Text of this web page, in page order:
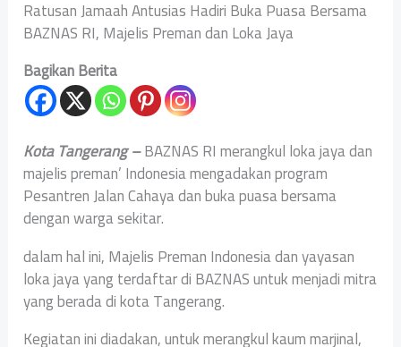
Ratusan Jamaah Antusias Hadiri Buka Puasa Bersama
BAZNAS RI, Majelis Preman dan Loka Jaya
Bagikan Berita
Kota Tangerang –BAZNAS RI merangkul loka jaya dan
majelis preman’ Indonesia mengadakan program
Pesantren Jalan Cahaya dan buka puasa bersama
dengan warga sekitar.
dalam hal ini, Majelis Preman Indonesia dan yayasan
loka jaya yang terdaftar di BAZNAS untuk menjadi mitra
yang berada di kota Tangerang.
Kegiatan ini diadakan, untuk merangkul kaum marjinal,